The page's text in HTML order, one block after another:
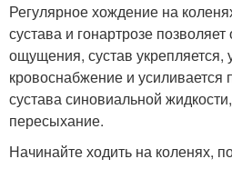
Регулярное хождение на
сустава и гонартрозе
ощущения, сустав укрепляется,
кровоснабжение и усиливается
сустава синовиальной
пересыхание.
Начинайте ходить на коленях,